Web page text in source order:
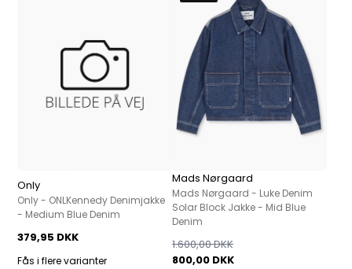
Only
Only - ONLKennedy Denimjakke
- Medium Blue Denim
379,95 DKK
Fås i flere varianter
Mads Nørgaard
Mads Nørgaard - Luke Denim
Solar Block Jakke - Mid Blue
Denim
800,00 DKK
1.600,00 DKK